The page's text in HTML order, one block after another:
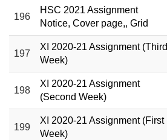
196
HSC 2021 Assignment
Notice, Cover page,, Grid
197
XI 2020-21 Assignment (Third
Week)
198
XI 2020-21 Assignment
(Second Week)
199
XI 2020-21 Assignment (First
Week)